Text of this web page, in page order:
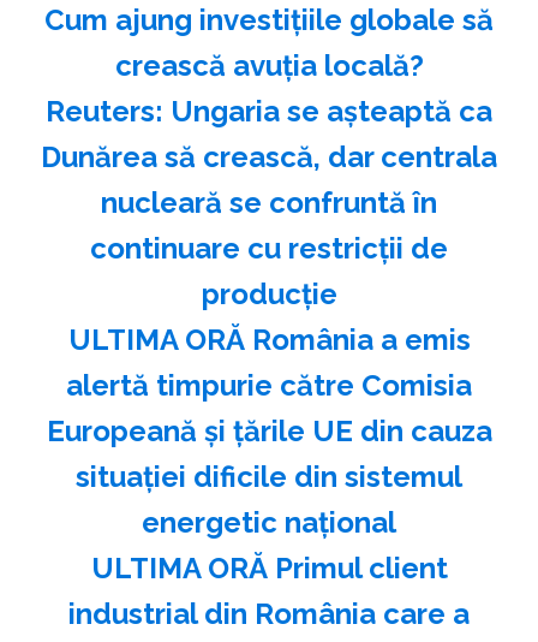
Cum ajung investițiile globale să
crească avuția locală?
Reuters: Ungaria se aşteaptă ca
Dunărea să crească, dar centrala
nucleară se confruntă în
continuare cu restricţii de
producţie
ULTIMA ORĂ România a emis
alertă timpurie către Comisia
Europeană și țările UE din cauza
situației dificile din sistemul
energetic național
ULTIMA ORĂ Primul client
industrial din România care a